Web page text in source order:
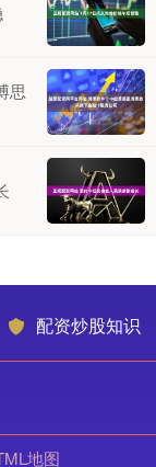
思
配资炒股知识
地图